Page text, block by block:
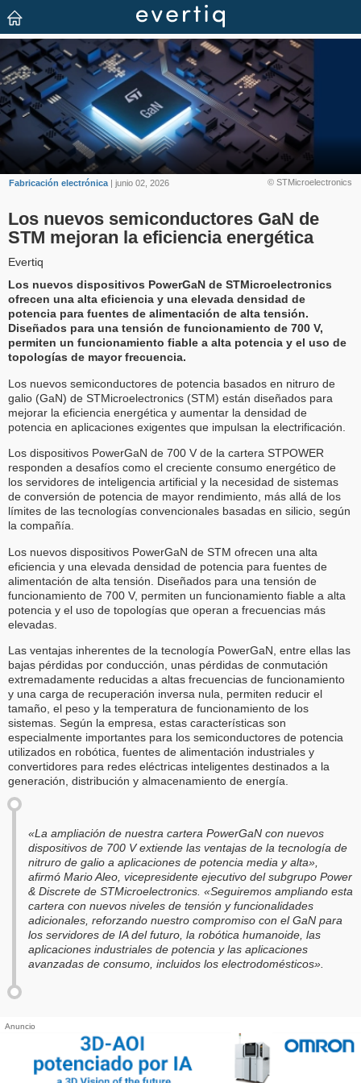
© STMicroelectronics
Fabricación electrónica | junio 02, 2026
Los nuevos semiconductores GaN de
STM mejoran la eficiencia energética
Evertiq
Los nuevos dispositivos PowerGaN de STMicroelectronics
ofrecen una alta eficiencia y una elevada densidad de
potencia para fuentes de alimentación de alta tensión.
Diseñados para una tensión de funcionamiento de 700 V,
permiten un funcionamiento fiable a alta potencia y el uso de
topologías de mayor frecuencia.
Los nuevos semiconductores de potencia basados en nitruro de
galio (GaN) de STMicroelectronics (STM) están diseñados para
mejorar la eficiencia energética y aumentar la densidad de
potencia en aplicaciones exigentes que impulsan la electrificación.
Los dispositivos PowerGaN de 700 V de la cartera STPOWER
responden a desafíos como el creciente consumo energético de
los servidores de inteligencia artificial y la necesidad de sistemas
de conversión de potencia de mayor rendimiento, más allá de los
límites de las tecnologías convencionales basadas en silicio, según
la compañía.
Los nuevos dispositivos PowerGaN de STM ofrecen una alta
eficiencia y una elevada densidad de potencia para fuentes de
alimentación de alta tensión. Diseñados para una tensión de
funcionamiento de 700 V, permiten un funcionamiento fiable a alta
potencia y el uso de topologías que operan a frecuencias más
elevadas.
Las ventajas inherentes de la tecnología PowerGaN, entre ellas las
bajas pérdidas por conducción, unas pérdidas de conmutación
extremadamente reducidas a altas frecuencias de funcionamiento
y una carga de recuperación inversa nula, permiten reducir el
tamaño, el peso y la temperatura de funcionamiento de los
sistemas. Según la empresa, estas características son
especialmente importantes para los semiconductores de potencia
utilizados en robótica, fuentes de alimentación industriales y
convertidores para redes eléctricas inteligentes destinados a la
generación, distribución y almacenamiento de energía.
«La ampliación de nuestra cartera PowerGaN con nuevos
dispositivos de 700 V extiende las ventajas de la tecnología de
nitruro de galio a aplicaciones de potencia media y alta»,
afirmó Mario Aleo, vicepresidente ejecutivo del subgrupo Power
& Discrete de STMicroelectronics. «Seguiremos ampliando esta
cartera con nuevos niveles de tensión y funcionalidades
adicionales, reforzando nuestro compromiso con el GaN para
los servidores de IA del futuro, la robótica humanoide, las
aplicaciones industriales de potencia y las aplicaciones
avanzadas de consumo, incluidos los electrodomésticos».
Anuncio